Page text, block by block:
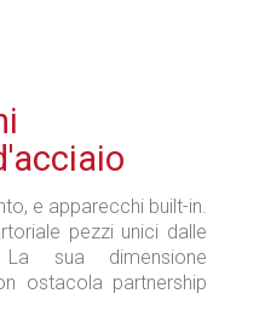
e apparecchi built-in.
pezzi unici dalle
La sua dimensione
ostacola partnership